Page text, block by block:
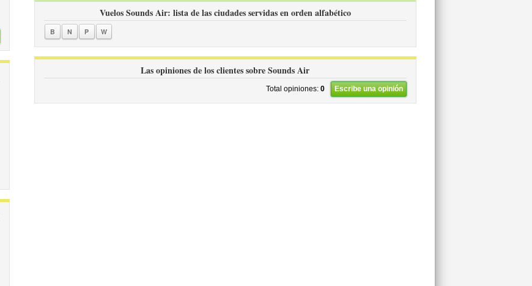
Vuelos Sounds Air: lista de las ciudades servidas en orden alfabético
B N P W
Las opiniones de los clientes sobre Sounds Air
Total opiniones: 0 Escribe una opinión